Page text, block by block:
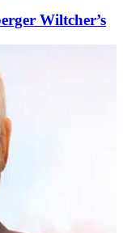
Wiltcher’s